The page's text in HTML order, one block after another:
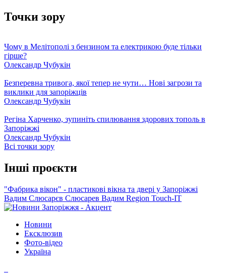
Точки зору
Чому в Мелітополі з бензином та електрикою буде тільки
гірше?
Олександр Чубукін
Безперевна тривога, якої тепер не чути… Нові загрози та
виклики для запоріжців
Олександр Чубукін
Регіна Харченко, зупиніть спилювання здорових тополь в
Запоріжжі
Олександр Чубукін
Всі точки зору
Інші проєкти
"Фабрика вікон" - пластикові вікна та двері у Запоріжжі
Вадим Слюсарєв Слюсарев Вадим Region Touch-IT
Новини
Ексклюзив
Фото-відео
Україна